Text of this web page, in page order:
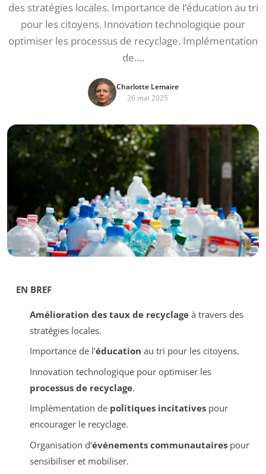
des stratégies locales. Importance de l’éducation au tri
pour les citoyens. Innovation technologique pour
optimiser les processus de recyclage. Implémentation
de….
Charlotte Lemaire
26 mai 2025
EN BREF
Amélioration des taux de recyclageà travers des
stratégies locales.
Importance de l’éducation au tri pour les citoyens.
Innovation technologique pour optimiser les
processus de recyclage.
Implémentation de politiques incitativespour
encourager le recyclage.
Organisation d’événements communautairespour
sensibiliser et mobiliser.